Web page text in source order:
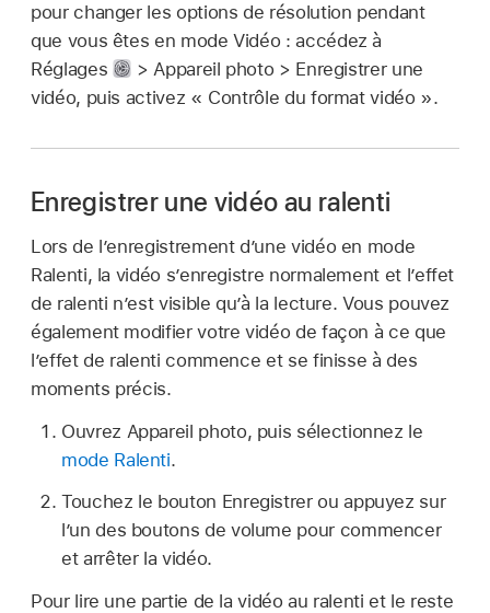
pour changer les options de résolution pendant
que vous êtes en mode Vidéo : accédez à
Réglages
> Appareil photo > Enregistrer une
vidéo, puis activez « Contrôle du format vidéo ».
Enregistrer une vidéo au ralenti
Lors de l’enregistrement d’une vidéo en mode
Ralenti, la vidéo s’enregistre normalement et l’effet
de ralenti n’est visible qu’à la lecture. Vous pouvez
également modifier votre vidéo de façon à ce que
l’effet de ralenti commence et se finisse à des
moments précis.
Ouvrez Appareil photo, puis sélectionnez le
mode Ralenti.
Touchez le bouton Enregistrer ou appuyez sur
l’un des boutons de volume pour commencer
et arrêter la vidéo.
Pour lire une partie de la vidéo au ralenti et le reste